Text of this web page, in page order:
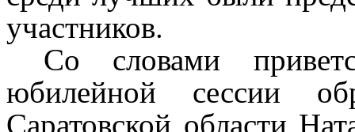
участников.
Со словами
юбилейной сессии
Саратовской области